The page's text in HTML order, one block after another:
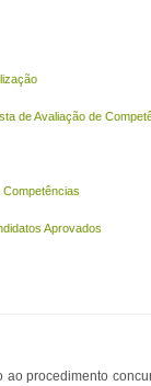
de Avaliação de
Aprovados
ao procedimento